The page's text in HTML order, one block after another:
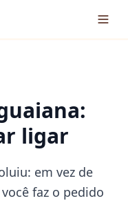
ligar
em vez de
faz o pedido